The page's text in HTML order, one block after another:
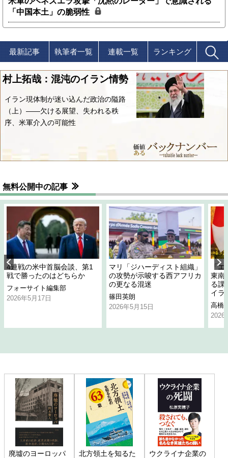
「中国本土」の脆弱性
最新記事 執筆者一覧 連載一覧 ランキング
村上拓哉：混沌のイラン情勢
イラン現体制が迷い込んだ政治の隘路
（上）――欠ける展望、失われる秩
序、米軍介入の可能性
無料公開中の記事
4連戦の米中首脳会談、第1
戦で勝ったのはどちらか
フォーサイト編集部
2026年5月17日
マリ「ジハーディスト組織」
の攻勢が示唆する西アフリカ
の更なる混迷
篠田英朗
2026年5月15日
「
東南
る課
イラ
高橋
2026
廃墟のヨーロッパ
北方領土を知るた
ウクライナ企業の